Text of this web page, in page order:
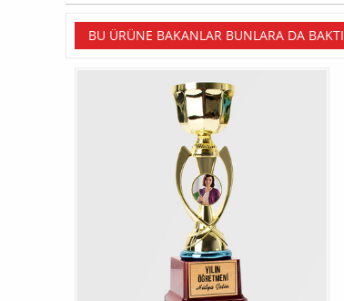
BU ÜRÜNE BAKANLAR BUNLARA DA BAKTI